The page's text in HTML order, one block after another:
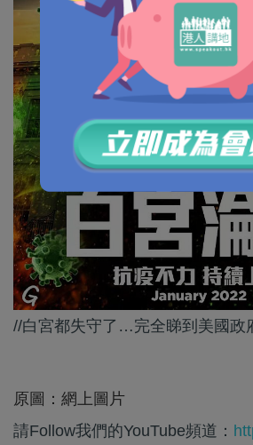
//白宮都失守了…完全睇到美國政
原圖：網上圖片
請Follow我們的YouTube頻道：